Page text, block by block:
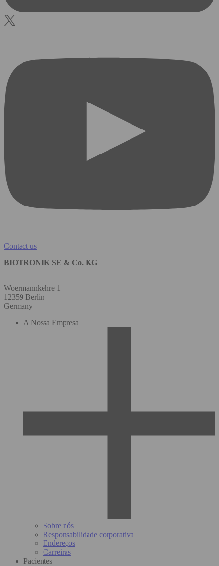
Contact us
BIOTRONIK SE & Co. KG
Woermannkehre 1
12359 Berlin
Germany
A Nossa Empresa
Sobre nós
Responsabilidade corporativa
Endereços
Carreiras
Pacientes